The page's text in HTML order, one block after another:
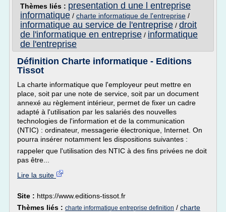
Thèmes liés : presentation d une l entreprise
informatique / charte informatique de l'entreprise /
informatique au service de l'entreprise / droit
de l'informatique en entreprise / informatique
de l'entreprise
Définition Charte informatique - Editions
Tissot
La charte informatique que l'employeur peut mettre en
place, soit par une note de service, soit par un document
annexé au règlement intérieur, permet de fixer un cadre
adapté à l'utilisation par les salariés des nouvelles
technologies de l'information et de la communication
(NTIC) : ordinateur, messagerie électronique, Internet. On
pourra insérer notamment les dispositions suivantes :
rappeler que l'utilisation des NTIC à des fins privées ne doit
pas être...
Lire la suite
Site : https://www.editions-tissot.fr
Thèmes liés : charte informatique entreprise definition / charte